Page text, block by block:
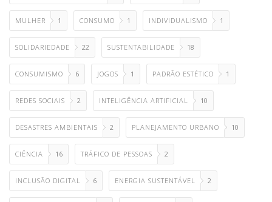
MULHER 1 CONSUMO 1 INDIVIDUALISMO 1
SOLIDARIEDADE 22 SUSTENTABILIDADE 18
CONSUMISMO 6 JOGOS 1 PADRÃO ESTÉTICO 1
REDES SOCIAIS 2 INTELIGÊNCIA ARTIFICIAL 10
DESASTRES AMBIENTAIS 2 PLANEJAMENTO URBANO 10
CIÊNCIA 16 TRÁFICO DE PESSOAS 2
INCLUSÃO DIGITAL 6 ENERGIA SUSTENTÁVEL 2